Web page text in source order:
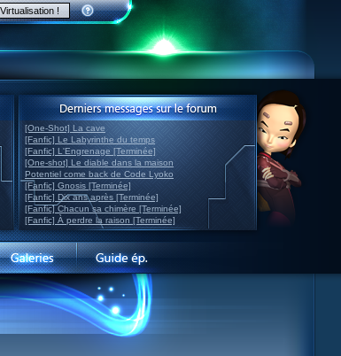
[One-Shot] La cave
[Fanfic] Le Labyrinthe du temps
[Fanfic] L'Engrenage [Terminée]
[One-shot] Le diable dans la maison
Potentiel come back de Code Lyoko
[Fanfic] Gnosis [Terminée]
[Fanfic] Dix ans après [Terminée]
[Fanfic] Chacun sa chimère [Terminée]
[Fanfic] À perdre la raison [Terminée]